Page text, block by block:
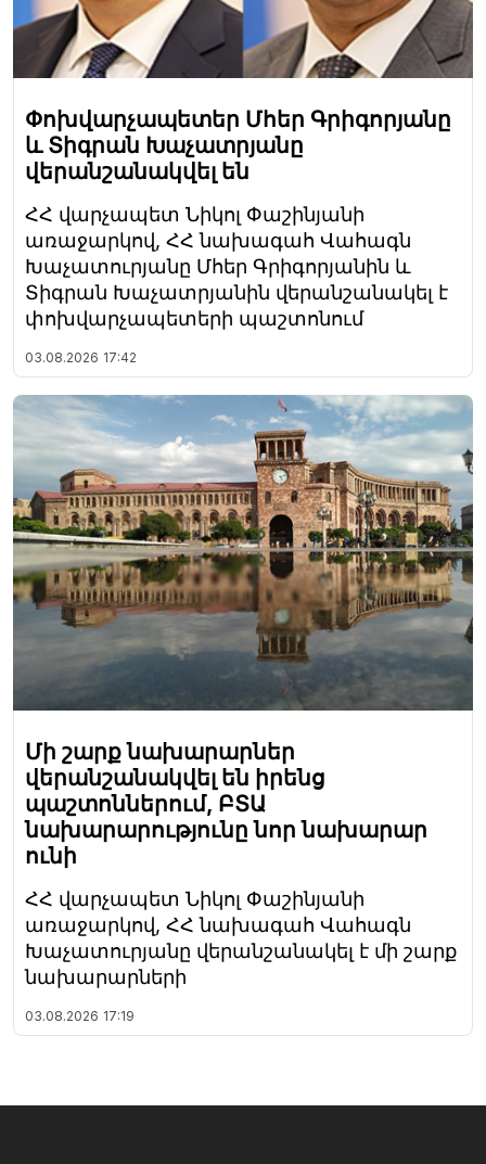
Փոխվարչապետեր Մհեր Գրիգորյանը
և Տիգրան Խաչատրյանը
վերանշանակվել են
ՀՀ վարչապետ Նիկոլ Փաշինյանի
առաջարկով, ՀՀ նախագահ Վահագն
Խաչատուրյանը Մհեր Գրիգորյանին և
Տիգրան Խաչատրյանին վերանշանակել է
փոխվարչապետերի պաշտոնում
03.08.2026 17:42
Մի շարք նախարարներ
վերանշանակվել են իրենց
պաշտոններում, ԲՏԱ
նախարարությունը նոր նախարար
ունի
ՀՀ վարչապետ Նիկոլ Փաշինյանի
առաջարկով, ՀՀ նախագահ Վահագն
Խաչատուրյանը վերանշանակել է մի շարք
նախարարների
03.08.2026 17:19